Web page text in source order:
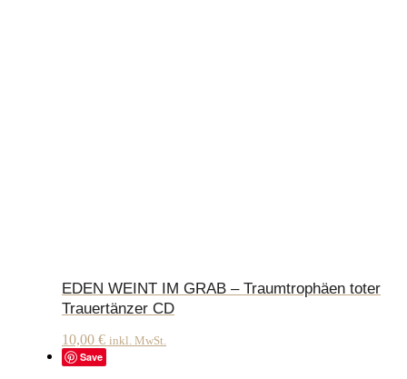
EDEN WEINT IM GRAB – Traumtrophäen toter
Trauertänzer CD
10,00 € inkl. MwSt.
Save